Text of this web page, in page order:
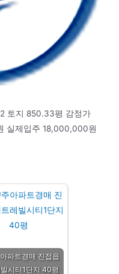
토지 850.33평 감정가
실제입주 18,000,000원
파트경매 진접읍
시티1단지 40평